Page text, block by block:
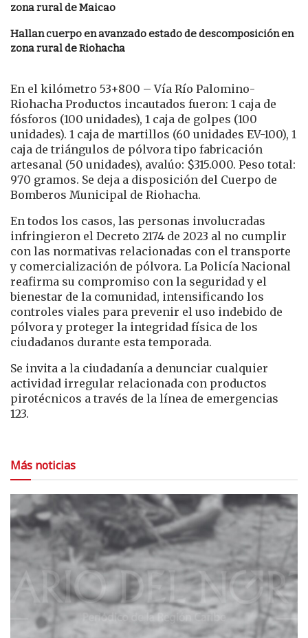
zona rural de Maicao
Hallan cuerpo en avanzado estado de descomposición en
zona rural de Riohacha
En el kilómetro 53+800 – Vía Río Palomino-
Riohacha Productos incautados fueron: 1 caja de
fósforos (100 unidades), 1 caja de golpes (100
unidades). 1 caja de martillos (60 unidades EV-100), 1
caja de triángulos de pólvora tipo fabricación
artesanal (50 unidades), avalúo: $315.000. Peso total:
970 gramos. Se deja a disposición del Cuerpo de
Bomberos Municipal de Riohacha.
En todos los casos, las personas involucradas
infringieron el Decreto 2174 de 2023 al no cumplir
con las normativas relacionadas con el transporte
y comercialización de pólvora. La Policía Nacional
reafirma su compromiso con la seguridad y el
bienestar de la comunidad, intensificando los
controles viales para prevenir el uso indebido de
pólvora y proteger la integridad física de los
ciudadanos durante esta temporada.
Se invita a la ciudadanía a denunciar cualquier
actividad irregular relacionada con productos
pirotécnicos a través de la línea de emergencias
123.
Más noticias